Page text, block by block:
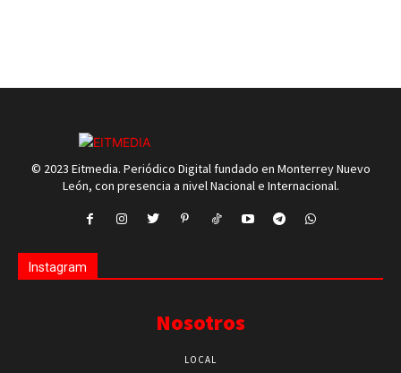
© 2023 Eitmedia. Periódico Digital fundado en Monterrey Nuevo
León, con presencia a nivel Nacional e Internacional.
Instagram
Nosotros
LOCAL